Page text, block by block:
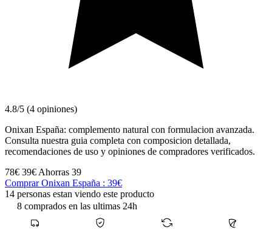
4.8/5 (4 opiniones)
Onixan España: complemento natural con formulacion avanzada.
Consulta nuestra guia completa con composicion detallada,
recomendaciones de uso y opiniones de compradores verificados.
78€ 39€ Ahorras 39
Comprar Onixan España : 39€
14 personas estan viendo este producto
8 comprados en las ultimas 24h